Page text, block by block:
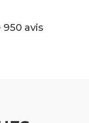
950 avis